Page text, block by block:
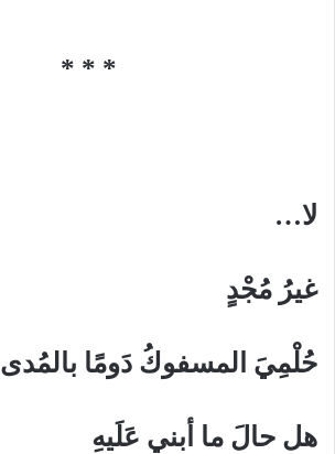
* * *
لا…
غيرُ مُجْدٍ
حُلْمِيَ المسفوكُ دَومًا بالمُدى
هل حالَ ما أبني عَلَيهِ